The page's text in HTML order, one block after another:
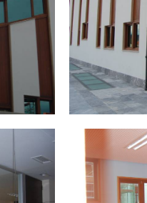
DSC_0043.jpg